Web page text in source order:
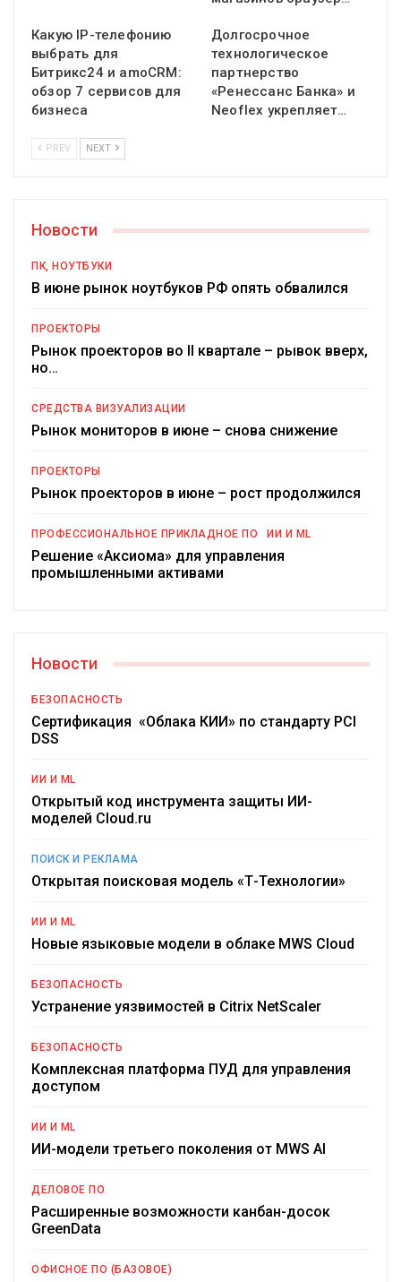
Какую IP-телефонию
выбрать для
Битрикс24 и amoCRM:
обзор 7 сервисов для
бизнеса
Долгосрочное
технологическое
партнерство
«Ренессанс Банка» и
Neoflex укрепляет…
PREV NEXT
Новости
ПК, НОУТБУКИ
В июне рынок ноутбуков РФ опять обвалился
ПРОЕКТОРЫ
Рынок проекторов во II квартале – рывок вверх,
но…
СРЕДСТВА ВИЗУАЛИЗАЦИИ
Рынок мониторов в июне – снова снижение
ПРОЕКТОРЫ
Рынок проекторов в июне – рост продолжился
ПРОФЕССИОНАЛЬНОЕ ПРИКЛАДНОЕ ПО ИИ И ML
Решение «Аксиома» для управления
промышленными активами
Новости
БЕЗОПАСНОСТЬ
Сертификация «Облака КИИ» по стандарту PCI
DSS
ИИ И ML
Открытый код инструмента защиты ИИ-
моделей Cloud.ru
ПОИСК И РЕКЛАМА
Открытая поисковая модель «Т-Технологии»
ИИ И ML
Новые языковые модели в облаке MWS Cloud
БЕЗОПАСНОСТЬ
Устранение уязвимостей в Citrix NetScaler
БЕЗОПАСНОСТЬ
Комплексная платформа ПУД для управления
доступом
ИИ И ML
ИИ-модели третьего поколения от MWS AI
ДЕЛОВОЕ ПО
Расширенные возможности канбан-досок
GreenData
ОФИСНОЕ ПО (БАЗОВОЕ)